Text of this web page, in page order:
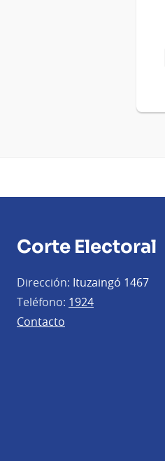
Corte Electoral
Dirección: Ituzaingó 1467
Teléfono: 1924
Contacto